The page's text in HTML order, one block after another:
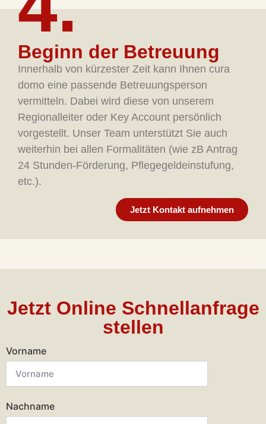
Beginn der Betreuung
Innerhalb von kürzester Zeit kann Ihnen cura
domo eine passende Betreuungsperson
vermitteln. Dabei wird diese von unserem
Regionalleiter oder Key Account persönlich
vorgestellt. Unser Team unterstützt Sie auch
weiterhin bei allen Formalitäten (wie zB Antrag
24 Stunden-Förderung, Pflegegeldeinstufung,
etc.).
Jetzt Kontakt aufnehmen
Jetzt Online Schnellanfrage
stellen
Vorname
Nachname